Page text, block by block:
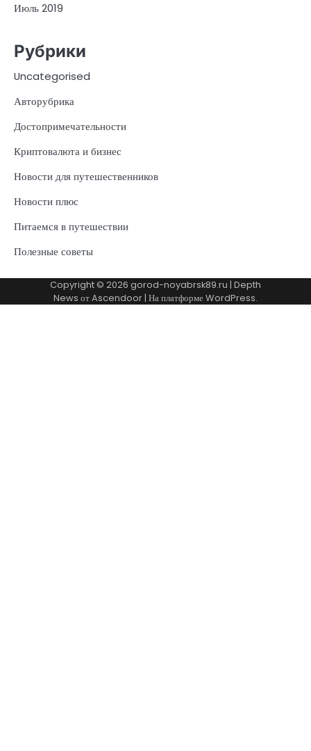
Июль 2019
Рубрики
Uncategorised
Авторубрика
Достопримечательности
Криптовалюта и бизнес
Новости для путешественников
Новости плюс
Питаемся в путешествии
Полезные советы
Copyright © 2026 gorod-noyabrsk89.ru | Depth
News отAscendoor| На платформеWordPress.